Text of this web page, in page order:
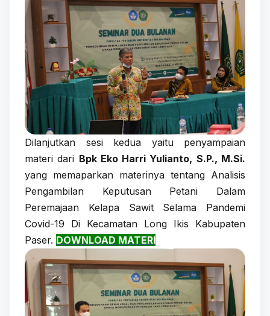
Dilanjutkan sesi kedua yaitu penyampaian
materi dari Bpk Eko Harri Yulianto, S.P., M.Si.
yang memaparkan materinya tentang Analisis
Pengambilan Keputusan Petani Dalam
Peremajaan Kelapa Sawit Selama Pandemi
Covid-19 Di Kecamatan Long Ikis Kabupaten
Paser. DOWNLOAD MATERI